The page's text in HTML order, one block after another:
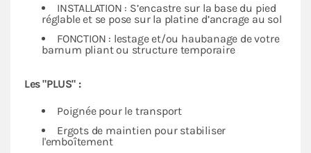
INSTALLATION : S’encastre sur la base du pied
réglable et se pose sur la platine d’ancrage au sol
FONCTION : lestage et/ou haubanage de votre
barnum pliant ou structure temporaire
Les "PLUS" :
Poignée pour le transport
Ergots de maintien pour stabiliser
l'emboîtement